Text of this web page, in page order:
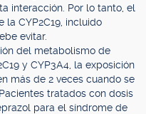
interacción. Por lo tanto, el
la CYP2C19, incluido
evitar.
del metabolismo de
y CYP3A4, la exposición
más de 2 veces cuando se
tratados con dosis
para el síndrome de